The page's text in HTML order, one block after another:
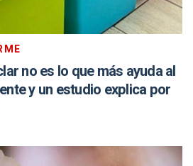
no es lo que más ayuda al
y un estudio explica por